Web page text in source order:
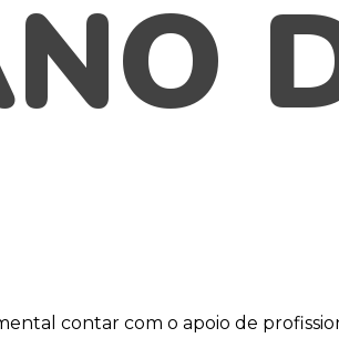
contar com o apoio de